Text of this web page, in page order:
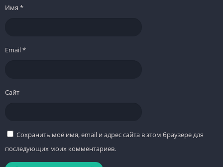
Имя *
Email*
Сайт
Сохранить моё имя, email и адрес сайта в этом браузере для
последующих моих комментариев.